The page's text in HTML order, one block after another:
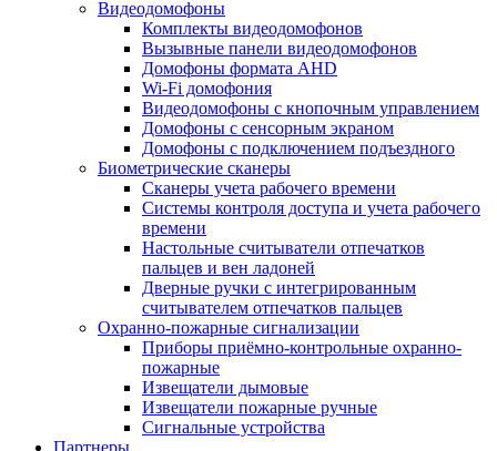
Видеодомофоны
Комплекты видеодомофонов
Вызывные панели видеодомофонов
Домофоны формата AHD
Wi-Fi домофония
Видеодомофоны с кнопочным управлением
Домофоны с сенсорным экраном
Домофоны с подключением подъездного
Биометрические сканеры
Сканеры учета рабочего времени
Системы контроля доступа и учета рабочего
времени
Настольные считыватели отпечатков
пальцев и вен ладоней
Дверные ручки с интегрированным
считывателем отпечатков пальцев
Охранно-пожарные сигнализации
Приборы приёмно-контрольные охранно-
пожарные
Извещатели дымовые
Извещатели пожарные ручные
Сигнальные устройства
Партнеры